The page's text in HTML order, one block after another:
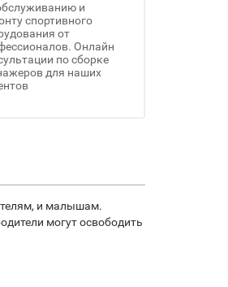
и
спортивного
от
Онлайн
по сборке
для наших
и малышам.
могут освободить